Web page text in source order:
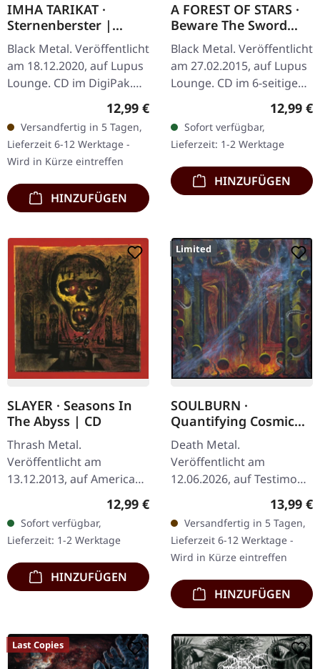
IMHA TARIKAT ·
Sternenberster |
DIGIPAK CD
Black Metal. Veröffentlicht
am 18.12.2020, auf Lupus
Lounge. CD im DigiPak.
"Sternenberster," das
zweite Werk von Imha
Tarikat, ist eine
tiefgründige…
Regulärer Preis:
12,99 €
Versandfertig in 5 Tagen,
Lieferzeit 6-12 Werktage -
Wird in Kürze eintreffen
HINZUFÜGEN
A FOREST OF STARS ·
Beware The Sword
You Cannot See |
DIGIPAK CD
Black Metal. Veröffentlicht
am 27.02.2015, auf Lupus
Lounge. CD im 6-seitigen
DigiPak mit 16-seitigem
Booklet. A Forest of Stars
liefern mit "Beware…
12,99 €
Sofort verfügbar,
Lieferzeit: 1-2 Werktage
HINZUFÜGEN
SLAYER · Seasons In
The Abyss | CD
Thrash Metal.
Veröffentlicht am
13.12.2013, auf American
Jewelcase. Es gibt Alben,
die ein Genre definieren,
und dann gibt es…
Regulärer Preis:
12,99 €
Sofort verfügbar,
Lieferzeit: 1-2 Werktage
HINZUFÜGEN
Limited
SOULBURN ·
Quantifying Cosmic
Doom | DIGIPAK CD
Death Metal.
Veröffentlicht am
12.06.2026, auf Testimony
Records. CD im Digipak
mit 12-seitigem Booklet.
Limitiert auf 500
handnummerierte
Exemplare.…
13,99 €
Versandfertig in 5 Tagen,
Lieferzeit 6-12 Werktage -
Wird in Kürze eintreffen
HINZUFÜGEN
Last Copies